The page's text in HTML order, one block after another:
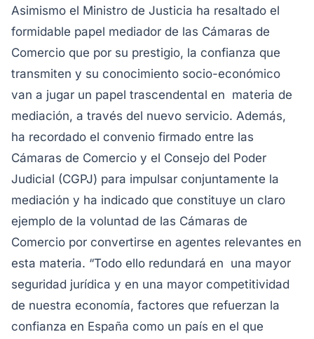
Asimismo el Ministro de Justicia ha resaltado el
formidable papel mediador de las Cámaras de
Comercio que por su prestigio, la confianza que
transmiten y su conocimiento socio-económico
van a jugar un papel trascendental en materia de
mediación, a través del nuevo servicio. Además,
ha recordado el convenio firmado entre las
Cámaras de Comercio y el Consejo del Poder
Judicial (CGPJ) para impulsar conjuntamente la
mediación y ha indicado que constituye un claro
ejemplo de la voluntad de las Cámaras de
Comercio por convertirse en agentes relevantes en
esta materia. “Todo ello redundará en una mayor
seguridad jurídica y en una mayor competitividad
de nuestra economía, factores que refuerzan la
confianza en España como un país en el que